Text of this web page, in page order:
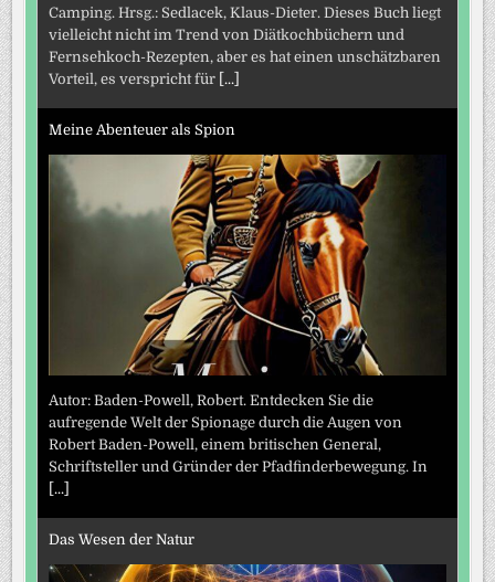
Camping. Hrsg.: Sedlacek, Klaus-Dieter. Dieses Buch liegt
vielleicht nicht im Trend von Diätkochbüchern und
Fernsehkoch-Rezepten, aber es hat einen unschätzbaren
Vorteil, es verspricht für [...]
Meine Abenteuer als Spion
Autor: Baden-Powell, Robert. Entdecken Sie die
aufregende Welt der Spionage durch die Augen von
Robert Baden-Powell, einem britischen General,
Schriftsteller und Gründer der Pfadfinderbewegung. In
[...]
Das Wesen der Natur